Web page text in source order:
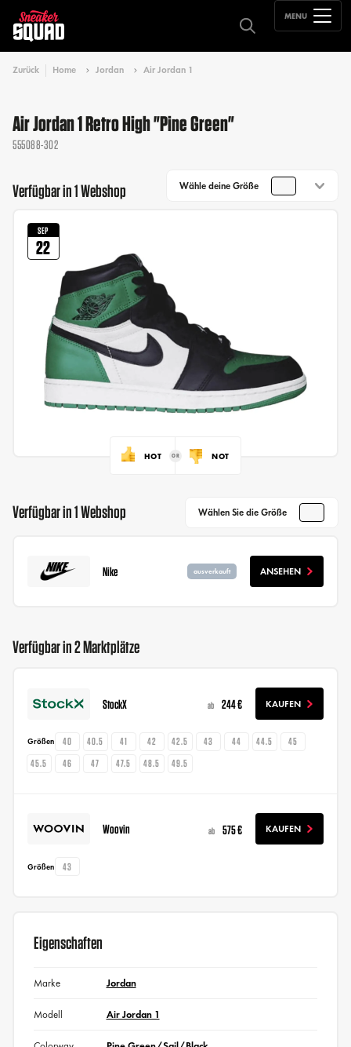
MENU
Zurück Home Jordan Air Jordan 1
Air Jordan 1 Retro High "Pine Green"
555088-302
Verfügbar in 1 Webshop Wähle deine Größe
SEP
22
HOT NOT
Verfügbar in 1 Webshop Wählen Sie die Größe
Nike ausverkauft ANSEHEN
Verfügbar in 2 Marktplätze
StockX ab 244 € KAUFEN
Größen 40 40.5 41 42 42.5 43 44 44.5
45
45.5
46 47 47.5 48.5 49.5
Woovin ab 575 € KAUFEN
Größen 43
Eigenschaften
Marke Jordan
Modell Air Jordan 1